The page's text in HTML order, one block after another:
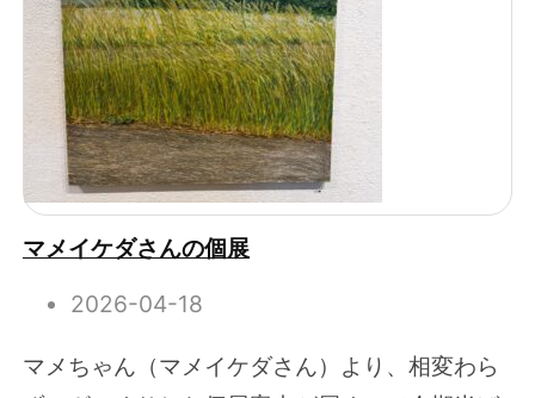
マメイケダさんの個展
2026-04-18
マメちゃん（マメイケダさん）より、相変わら